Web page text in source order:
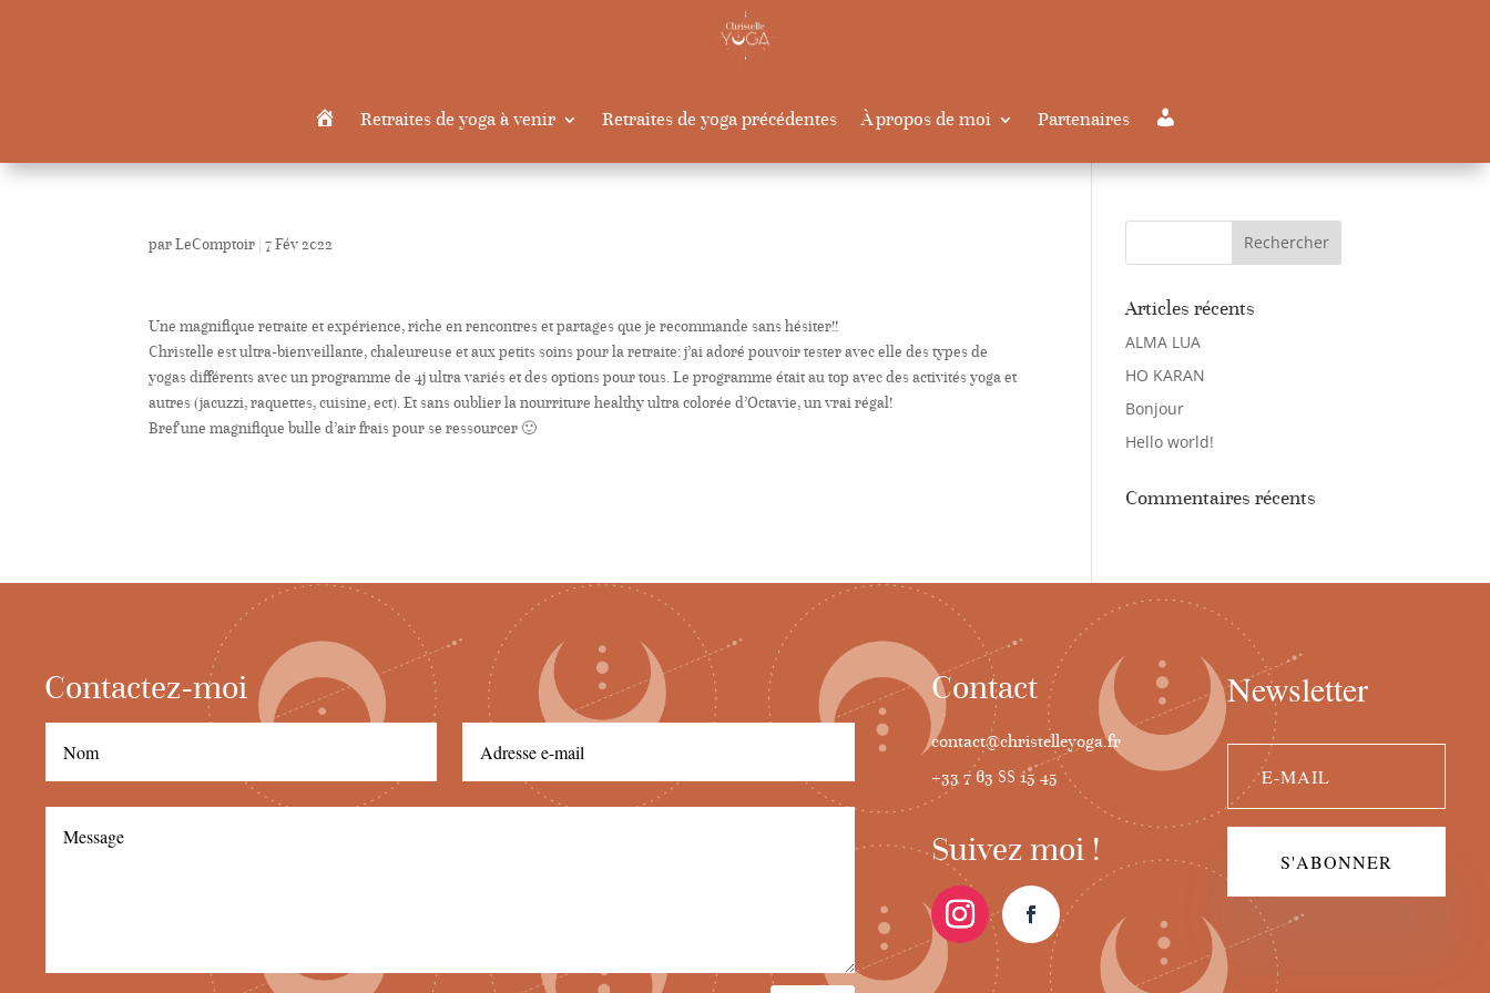
AccueilRetraites de yoga à venir Retraites de yoga précédentes À propos de moi Partenaires Mon compte
parLeComptoir |7 Fév 2022
Une magnifique retraite et expérience, riche en rencontres et partages que je recommande sans hésiter!!
Christelle est ultra-bienveillante, chaleureuse et aux petits soins pour la retraite: j’ai adoré pouvoir tester avec elle des types de
yogas différents avec un programme de 4j ultra variés et des options pour tous. Le programme était au top avec des activités yoga et
autres (jacuzzi, raquettes, cuisine, ect). Et sans oublier la nourriture healthy ultra colorée d’Octavie, un vrai régal!
Bref une magnifique bulle d’air frais pour se ressourcer 🙂
Articles récents
ALMA LUA
HO KARAN
Bonjour
Hello world!
Commentaires récents
Contactez-moi Contact
contact@christelleyoga.fr
+33 7 63 88 15 45
Suivez moi !
Newsletter
S'ABONNER